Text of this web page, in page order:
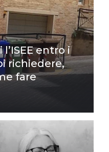
entro i
richiedere,
fare